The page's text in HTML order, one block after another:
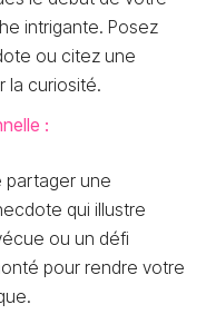
intrigante. Posez
ou citez une
la curiosité.
:
partager une
qui illustre
ou un défi
pour rendre votre